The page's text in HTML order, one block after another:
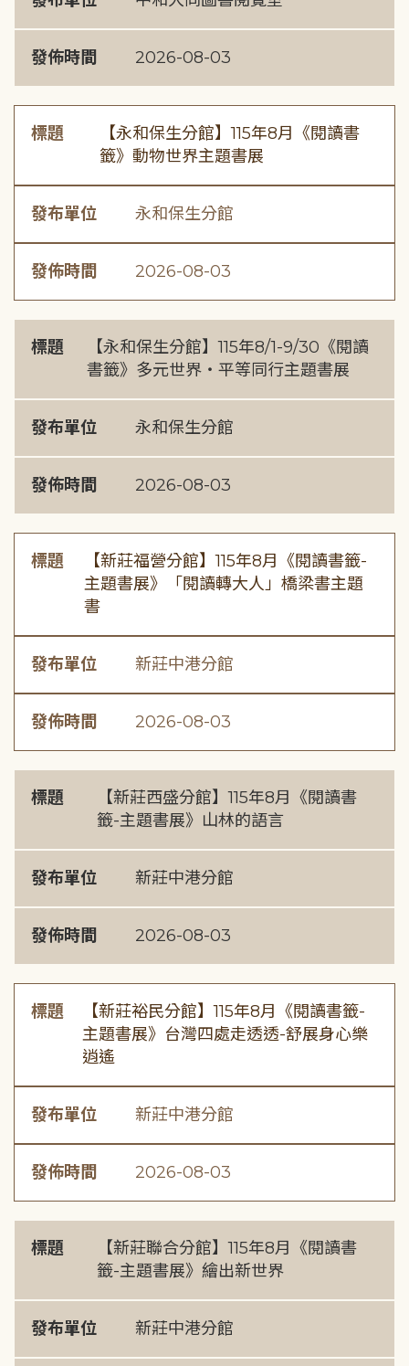
發佈時間 2026-08-03
標題
【永和保生分館】115年8月《閱讀書
籤》動物世界主題書展
發布單位 永和保生分館
發佈時間 2026-08-03
標題
【永和保生分館】115年8/1-9/30《閱讀
書籤》多元世界・平等同行主題書展
發布單位 永和保生分館
發佈時間 2026-08-03
標題
【新莊福營分館】115年8月《閱讀書籤-
主題書展》「閱讀轉大人」橋梁書主題
書
發布單位 新莊中港分館
發佈時間 2026-08-03
標題
【新莊西盛分館】115年8月《閱讀書
籤-主題書展》山林的語言
發布單位 新莊中港分館
發佈時間 2026-08-03
標題
【新莊裕民分館】115年8月《閱讀書籤-
主題書展》台灣四處走透透-舒展身心樂
逍遙
發布單位 新莊中港分館
發佈時間 2026-08-03
標題
【新莊聯合分館】115年8月《閱讀書
籤-主題書展》繪出新世界
發布單位 新莊中港分館